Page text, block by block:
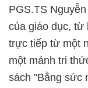
PGS.TS
của giáo dục, từ
trực tiếp từ một
một mảnh tri
sách "Bằng sức